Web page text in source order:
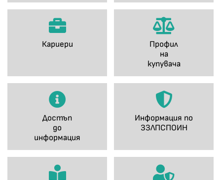
Кариери
Профил
на
купувача
Достъп
до
информация
Информация по
ЗЗЛПСПОИН